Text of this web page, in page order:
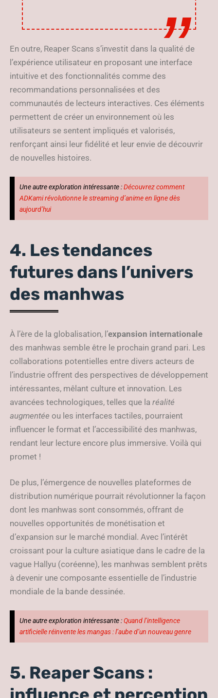
En outre, Reaper Scans s’investit dans la qualité de
l’expérience utilisateur en proposant une interface
intuitive et des fonctionnalités comme des
recommandations personnalisées et des
communautés de lecteurs interactives. Ces éléments
permettent de créer un environnement où les
utilisateurs se sentent impliqués et valorisés,
renforçant ainsi leur fidélité et leur envie de découvrir
de nouvelles histoires.
Une autre exploration intéressante :Découvrez comment
ADKami révolutionne le streaming d’anime en ligne dès
aujourd’hui
4. Les tendances
futures dans l’univers
des manhwas
À l’ère de la globalisation, l’expansion internationale
des manhwas semble être le prochain grand pari. Les
collaborations potentielles entre divers acteurs de
l’industrie offrent des perspectives de développement
intéressantes, mêlant culture et innovation. Les
avancées technologiques, telles que la réalité
augmentée ou les interfaces tactiles, pourraient
influencer le format et l’accessibilité des manhwas,
rendant leur lecture encore plus immersive. Voilà qui
promet !
De plus, l’émergence de nouvelles plateformes de
distribution numérique pourrait révolutionner la façon
dont les manhwas sont consommés, offrant de
nouvelles opportunités de monétisation et
d’expansion sur le marché mondial. Avec l’intérêt
croissant pour la culture asiatique dans le cadre de la
vague Hallyu (coréenne), les manhwas semblent prêts
à devenir une composante essentielle de l’industrie
mondiale de la bande dessinée.
Une autre exploration intéressante :Quand l’intelligence
artificielle réinvente les mangas : l’aube d’un nouveau genre
5. Reaper Scans :